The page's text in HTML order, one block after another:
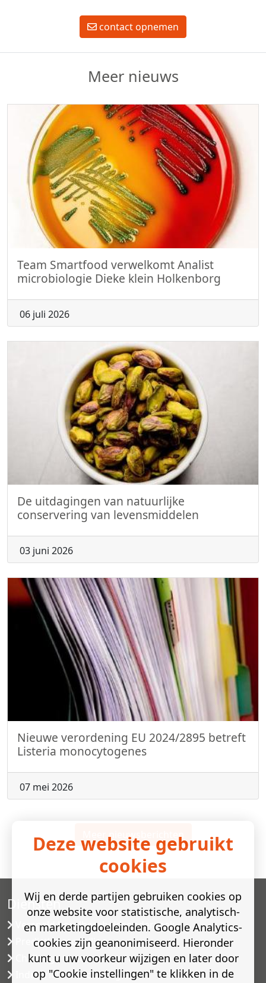
contact opnemen
Meer nieuws
Team Smartfood verwelkomt Analist
microbiologie Dieke klein Holkenborg
06 juli 2026
De uitdagingen van natuurlijke
conservering van levensmiddelen
03 juni 2026
Nieuwe verordening EU 2024/2895 betreft
Listeria monocytogenes
07 mei 2026
Meer nieuwsberichten
Diensten
Versneld houdbaarheidsonderzoek
Predictive modelling
Challenge testen
Industriële microbiologie
Deze website gebruikt
cookies
Wij en derde partijen gebruiken cookies op
onze website voor statistische, analytisch-
en marketingdoeleinden. Google Analytics-
cookies zijn geanonimiseerd. Hieronder
kunt u uw voorkeur wijzigen en later door
op "Cookie instellingen" te klikken in de